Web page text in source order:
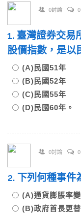
0討論
1. 臺灣證券交易
股價指數，是
(A)民國51年
(B)民國52年
(C)民國55年
(D)民國60年。
0討論
2. 下列何種事
(A)通貨膨脹率
(B)政府首長更